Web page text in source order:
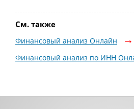
См. также
Финансовый анализ Онлайн
Финансовый анализ по ИНН